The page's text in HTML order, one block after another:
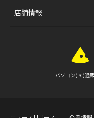
店舗情報
パソコン(PC)通